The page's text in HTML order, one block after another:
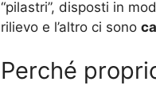
“pilastri”, disposti in
rilievo e l’altro ci sono
Perché